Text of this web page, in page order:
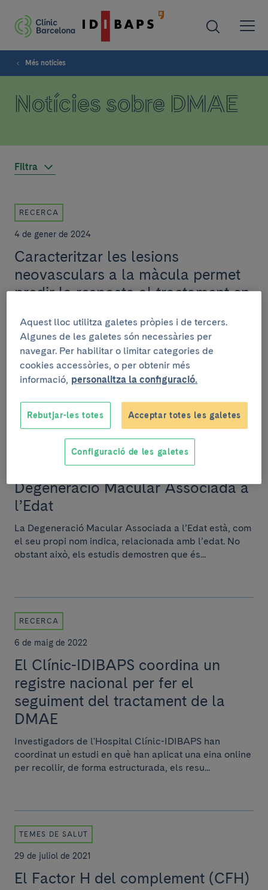
Més notícies
Notícies sobre DMAE
Filtra
RECERCA
4 de gener de 2024
Caracteritzar les lesions
neovasculars a la màcula permet
predir la resposta al tractament en
Un estudi coordinat per investigadors del Clínic-
IDIBAPS revela que caracteritzar el tipus de lesió
neovascular a l'ull de pacients amb DMAE permet...
TEMES DE SALUT
16 d’octubre de 2023
6 coses que no sabies sobre la
Degeneració Macular Associada a
l’Edat
La Degeneració Macular Associada a l’Edat està, com
el seu propi nom indica, relacionada amb l’edat. No
obstant això, els estudis demostren que és...
RECERCA
6 de maig de 2022
El Clínic-IDIBAPS coordina un
registre nacional per fer el
seguiment del tractament de la
DMAE
Investigadors de l'Hospital Clínic-IDIBAPS han
coordinat un estudi en què han aplicat una eina online
per recollir, de forma estructurada, els resu...
TEMES DE SALUT
29 de juliol de 2021
El Factor H del complement (CFH)
Aquest lloc utilitza galetes pròpies i de tercers.
Algunes de les galetes són necessàries per
navegar. Per habilitar o limitar categories de
cookies accessòries, o per obtenir més
informació, personalitza la configuració.
Rebutjar-les totes Acceptar totes les galetes
Configuració de les galetes